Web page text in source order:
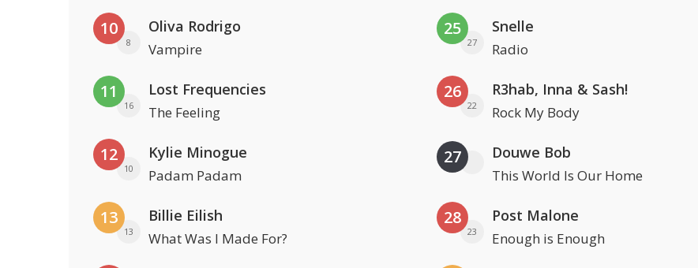
10
8
Oliva Rodrigo
Vampire
11
16
Lost Frequencies
The Feeling
12
10
Kylie Minogue
Padam Padam
13
13
Billie Eilish
What Was I Made For?
25
27
Snelle
Radio
26
22
R3hab, Inna & Sash!
Rock My Body
27 Douwe Bob
This World Is Our Home
28
23
Post Malone
Enough is Enough